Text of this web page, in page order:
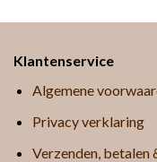
Klantenservice
Algemene
Privacy verklaring
Verzenden, betalen